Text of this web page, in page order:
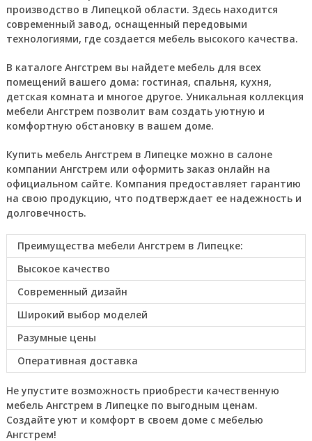
производство в Липецкой области. Здесь находится
современный завод, оснащенный передовыми
технологиями, где создается мебель высокого качества.
В каталоге Ангстрем вы найдете мебель для всех
помещений вашего дома: гостиная, спальня, кухня,
детская комната и многое другое. Уникальная коллекция
мебели Ангстрем позволит вам создать уютную и
комфортную обстановку в вашем доме.
Купить мебель Ангстрем в Липецке можно в салоне
компании Ангстрем или оформить заказ онлайн на
официальном сайте. Компания предоставляет гарантию
на свою продукцию, что подтверждает ее надежность и
долговечность.
Преимущества мебели Ангстрем в Липецке:
Высокое качество
Современный дизайн
Широкий выбор моделей
Разумные цены
Оперативная доставка
Не упустите возможность приобрести качественную
мебель Ангстрем в Липецке по выгодным ценам.
Создайте уют и комфорт в своем доме с мебелью
Ангстрем!